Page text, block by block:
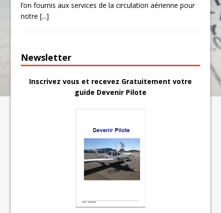
l’on fournis aux services de la circulation aérienne pour
notre[...]
Newsletter
Inscrivez vous et recevez Gratuitement votre
guide Devenir Pilote